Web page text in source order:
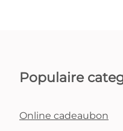
Populaire
Online cadeaubon